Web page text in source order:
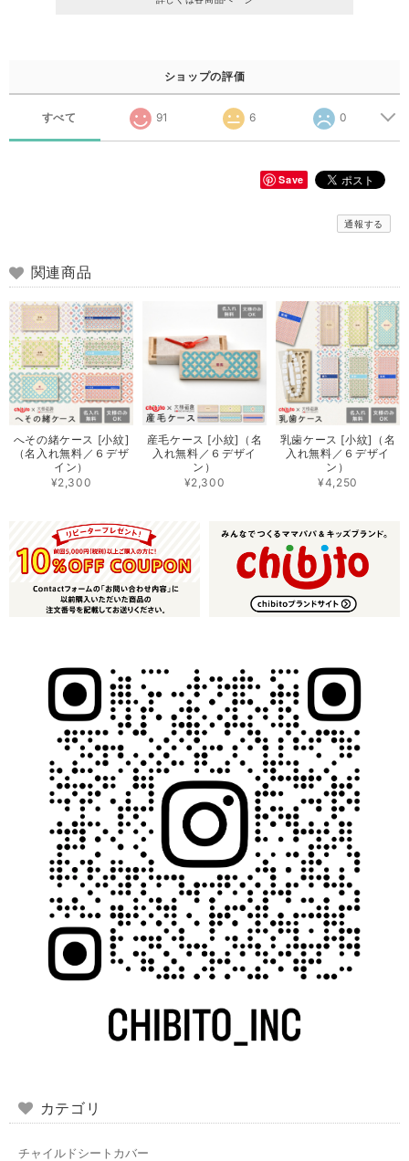
ショップの評価
すべて 91 6 0
Save
通報する
関連商品
へその緒ケース [小紋]
（名入れ無料／６デザ
イン）
¥2,300
産毛ケース [小紋]（名
入れ無料／６デザイ
ン）
¥2,300
乳歯ケース [小紋]（名
入れ無料／６デザイ
ン）
¥4,250
カテゴリ
チャイルドシートカバー